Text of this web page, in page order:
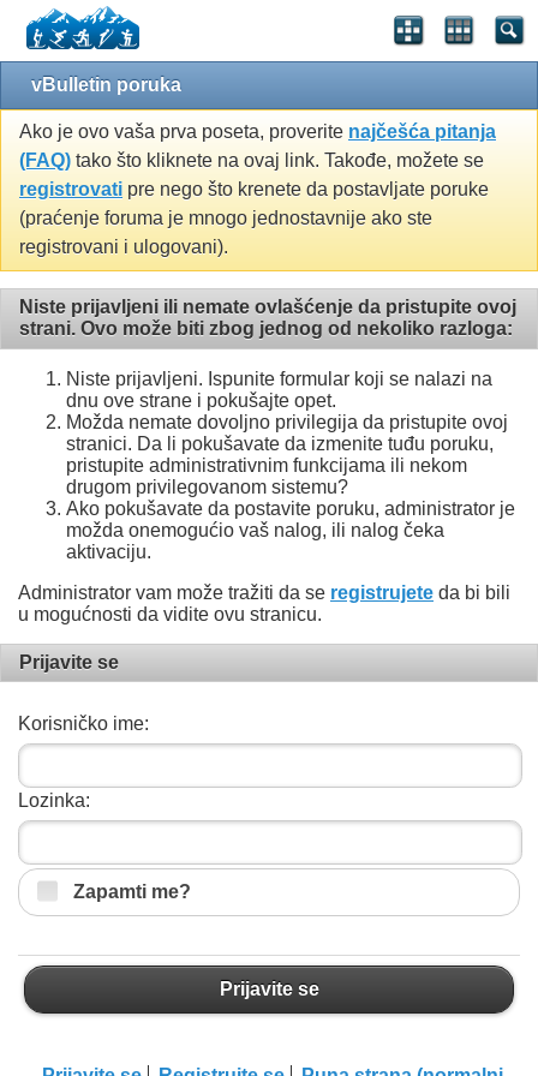
vBulletin poruka
Ako je ovo vaša prva poseta, proverite najčešća pitanja
(FAQ) tako što kliknete na ovaj link. Takođe, možete se
registrovati pre nego što krenete da postavljate poruke
(praćenje foruma je mnogo jednostavnije ako ste
registrovani i ulogovani).
Niste prijavljeni ili nemate ovlašćenje da pristupite ovoj
strani. Ovo može biti zbog jednog od nekoliko razloga:
Niste prijavljeni. Ispunite formular koji se nalazi na
dnu ove strane i pokušajte opet.
Možda nemate dovoljno privilegija da pristupite ovoj
stranici. Da li pokušavate da izmenite tuđu poruku,
pristupite administrativnim funkcijama ili nekom
drugom privilegovanom sistemu?
Ako pokušavate da postavite poruku, administrator je
možda onemogućio vaš nalog, ili nalog čeka
aktivaciju.
Administrator vam može tražiti da se registrujete da bi bili
u mogućnosti da vidite ovu stranicu.
Prijavite se
Korisničko ime:
Lozinka:
Zapamti me?
Prijavite se